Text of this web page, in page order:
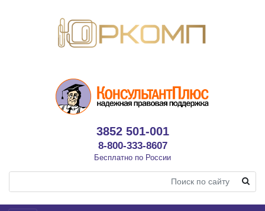
3852 501-001
8-800-333-8607
Бесплатно по России